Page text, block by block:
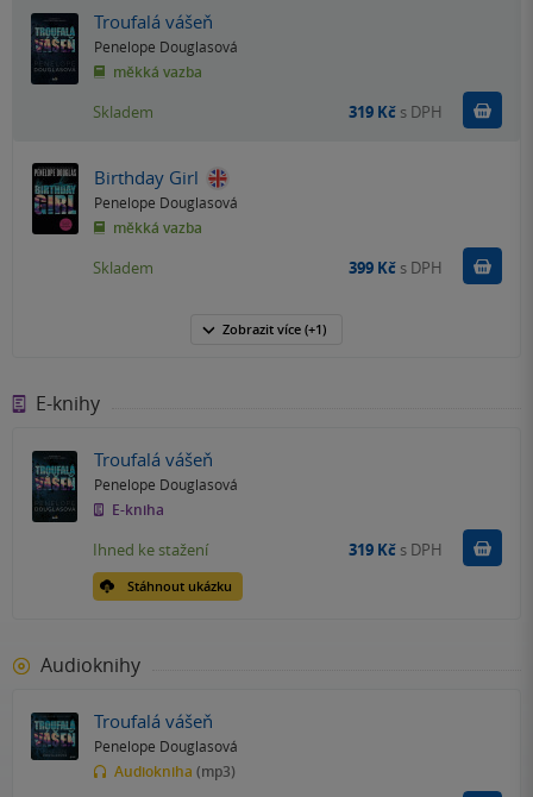
Troufalá vášeň
Penelope Douglasová
měkká vazba
Skladem 319 Kč s DPH
Birthday Girl
Penelope Douglasová
měkká vazba
Skladem 399 Kč s DPH
Zobrazit více (+1)
E-knihy
Troufalá vášeň
Penelope Douglasová
E-kniha
Stáhnout ukázku
Ihned ke stažení 319 Kč s DPH Koupit
Audioknihy
Troufalá vášeň
Penelope Douglasová
Audiokniha (mp3)